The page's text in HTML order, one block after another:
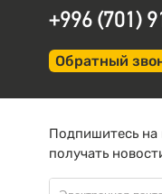
+996 (701)
Обратный
Подпишитесь
получать